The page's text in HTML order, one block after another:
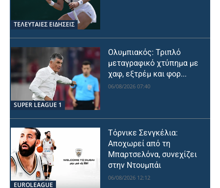
ΤΕΛΕΥΤΑΙΕΣ ΕΙΔΗΣΕΙΣ
SUPER LEAGUE 1
Ολυμπιακός: Τριπλό
μεταγραφικό χτύπημα με
χαφ, εξτρέμ και φορ...
06/08/2026 07:40
EUROLEAGUE
Τόρνικε Σενγκέλια:
Αποχωρεί από τη
Μπαρτσελόνα, συνεχίζει
στην Ντουμπάι
06/08/2026 12:12